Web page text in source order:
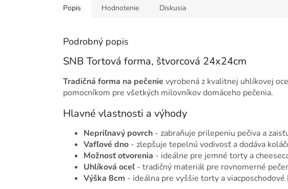
Popis Hodnotenie Diskusia
Podrobný popis
SNB Tortová forma, štvorcová 24x24cm
Tradičná forma na pečenie vyrobená z kvalitnej uhlíkovej
pomocníkom pre všetkých milovníkov domáceho pečenia.
Hlavné vlastnosti a výhody
Nepriľnavý povrch - zabraňuje prilepeniu pečiva a
Vafľové dno - zlepšuje tepelnú vodivosť a dodáva
Možnosť otvorenia - ideálne pre jemné torty a
Uhlíková oceľ - tradičný materiál pre rovnomerné
Výška 8cm - ideálna pre vyššie torty a viacposchodové